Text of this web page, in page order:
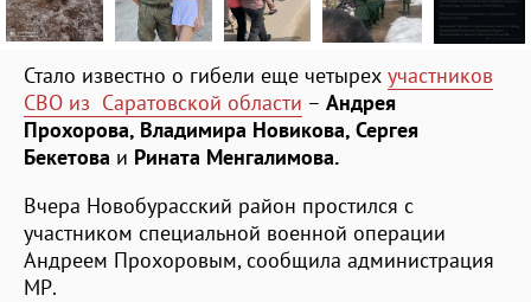
Стало известно о гибели еще четырех участников
СВО из Саратовской области – Андрея
Прохорова, Владимира Новикова, Сергея
Бекетова и Рината Менгалимова.
Вчера Новобурасский район простился с
участником специальной военной операции
Андреем Прохоровым, сообщила администрация
МР.